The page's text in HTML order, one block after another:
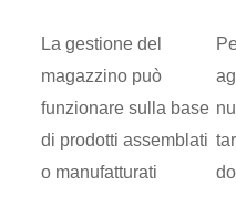
La gestione del
magazzino può
funzionare sulla base
di prodotti assemblati
o manufatturati